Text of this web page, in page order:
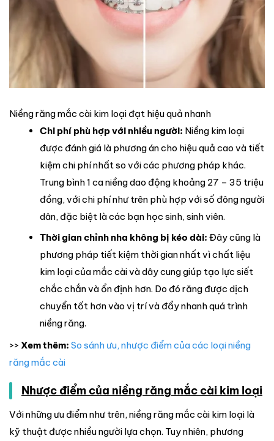
Niềng răng mắc cài kim loại đạt hiệu quả nhanh
Chi phí phù hợp với nhiều người: Niềng kim loại
được đánh giá là phương án cho hiệu quả cao và tiết
kiệm chi phí nhất so với các phương pháp khác.
Trung bình 1 ca niềng dao động khoảng 27 – 35 triệu
đồng, với chi phí như trên phù hợp với số đông người
dân, đặc biệt là các bạn học sinh, sinh viên.
Thời gian chỉnh nha không bị kéo dài: Đây cũng là
phương pháp tiết kiệm thời gian nhất vì chất liệu
kim loại của mắc cài và dây cung giúp tạo lực siết
chắc chắn và ổn định hơn. Do đó răng được dịch
chuyển tốt hơn vào vị trí và đẩy nhanh quá trình
niềng răng.
>> Xem thêm: So sánh ưu, nhược điểm của các loại niềng
răng mắc cài
Nhược điểm của niềng răng mắc cài kim loại
Với những ưu điểm như trên, niềng răng mắc cài kim loại là
kỹ thuật được nhiều người lựa chọn. Tuy nhiên, phương